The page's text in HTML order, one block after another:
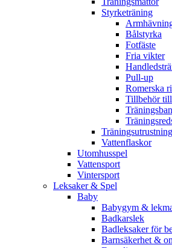
Styrketräning
Bålstyrka
Fotfäste
Fria vikter
Pull-up
Romerska
Tillbehör
Träningsutrustning
Vattenflaskor
Utomhusspel
Vattensport
Vintersport
Leksaker & Spel
Baby
Babygym &
Badkarslek
Badleksaker för
Barnsäkerhet &